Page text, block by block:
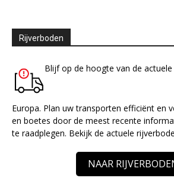
Rijverboden
Blijf op de hoogte van de
Europa. Plan uw transporten efficiënt en
en boetes door de meest recente
te raadplegen. Bekijk de actuele
NAAR